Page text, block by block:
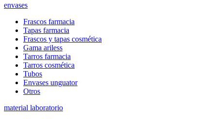
envases
Frascos farmacia
Tapas farmacia
Frascos y tapas cosmética
Gama ariless
Tarros farmacia
Tarros cosmética
Tubos
Envases unguator
Otros
material laboratorio